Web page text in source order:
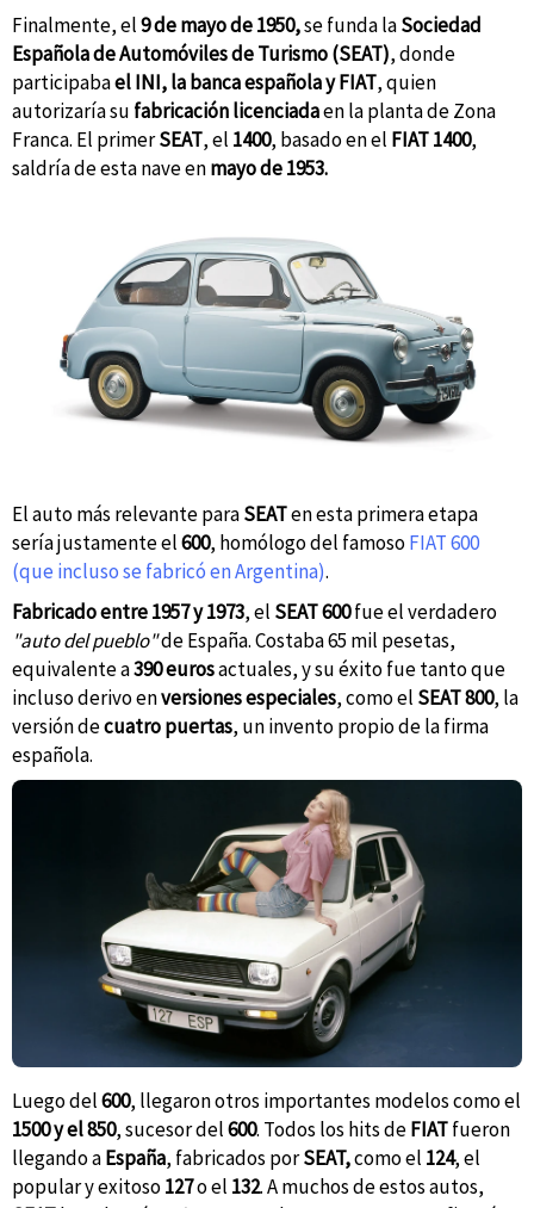
Finalmente, el9 de mayo de 1950,se funda laSociedad
Española de Automóviles de Turismo (SEAT), donde
participabael INI, la banca española y FIAT, quien
autorizaría su fabricación licenciadaen la planta de Zona
Franca. El primerSEAT, el 1400, basado en el FIAT 1400,
saldría de esta nave enmayo de 1953.
El auto más relevante paraSEATen esta primera etapa
sería justamente el600, homólogo del famosoFIAT 600
(que incluso se fabricó en Argentina).
Fabricado entre 1957 y 1973, el SEAT 600fue el verdadero
"auto del pueblo"de España. Costaba 65 mil pesetas,
equivalente a390 eurosactuales, y su éxito fue tanto que
incluso derivo enversiones especiales, como el SEAT 800, la
versión decuatro puertas, un invento propio de la firma
española.
Luego del600, llegaron otros importantes modelos como el
1500 y el 850, sucesor del600. Todos los hits deFIATfueron
llegando aEspaña, fabricados porSEAT,como el 124, el
popular y exitoso127o el 132. A muchos de estos autos,